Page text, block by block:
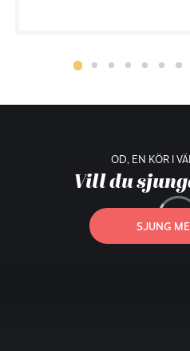
OD, EN KÖR I
Vill du
SJUNG